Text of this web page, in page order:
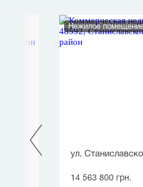
Нежилое
ул.
14 563 800 грн.